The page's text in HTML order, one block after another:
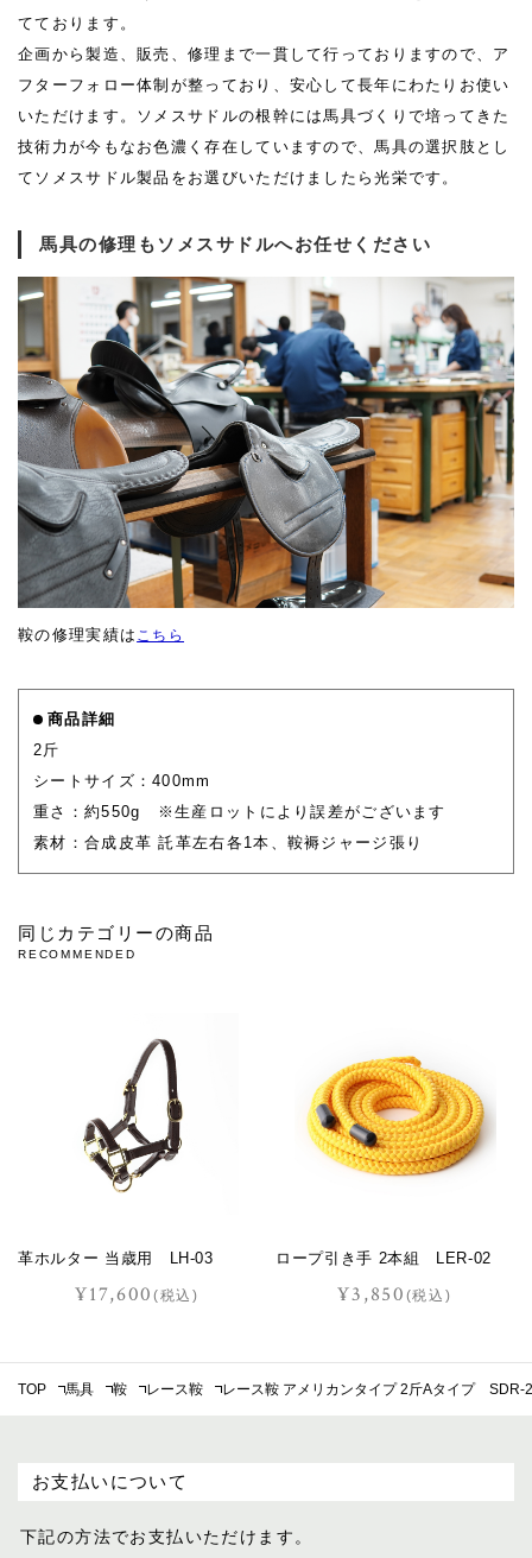
てております。
企画から製造、販売、修理まで一貫して行っておりますので、ア
フターフォロー体制が整っており、安心して長年にわたりお使い
いただけます。ソメスサドルの根幹には馬具づくりで培ってきた
技術力が今もなお色濃く存在していますので、馬具の選択肢とし
てソメスサドル製品をお選びいただけましたら光栄です。
馬具の修理もソメスサドルへお任せください
鞍の修理実績は こちら
商品詳細
2斤
シートサイズ：400mm
重さ：約550g ※生産ロットにより誤差がございます
素材：合成皮革 託革左右各1本、鞍褥ジャージ張り
同じカテゴリーの商品
RECOMMENDED
革ホルター 当歳用 LH-03
¥17,600(税込)
ロープ引き手 2本組 LER-02
¥3,850 (税込)
TOP 馬具 鞍 レース鞍 レース鞍 アメリカンタイプ 2斤Aタイプ SDR-
お支払いについて
下記の方法でお支払いただけます。